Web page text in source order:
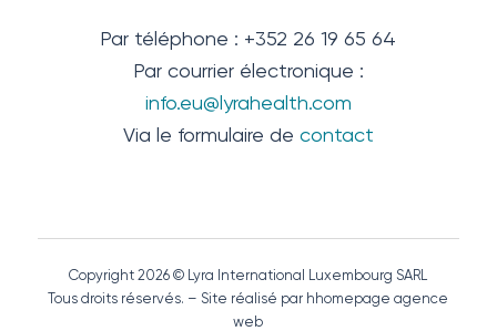
Par téléphone : +352 26 19 65 64
Par courrier électronique :
info.eu@lyrahealth.com
Via le formulaire de contact
Copyright 2026 © Lyra International Luxembourg SARL
Tous droits réservés. – Site réalisé par hhomepage agence
web